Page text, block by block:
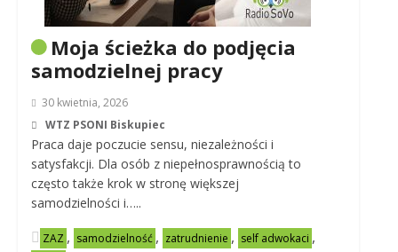
Moja ścieżka do podjęcia
samodzielnej pracy
30 kwietnia, 2026
WTZ PSONI Biskupiec
Praca daje poczucie sensu, niezależności i
satysfakcji. Dla osób z niepełnosprawnością to
często także krok w stronę większej
samodzielności i…..
ZAZ , samodzielność , zatrudnienie , self adwokaci ,